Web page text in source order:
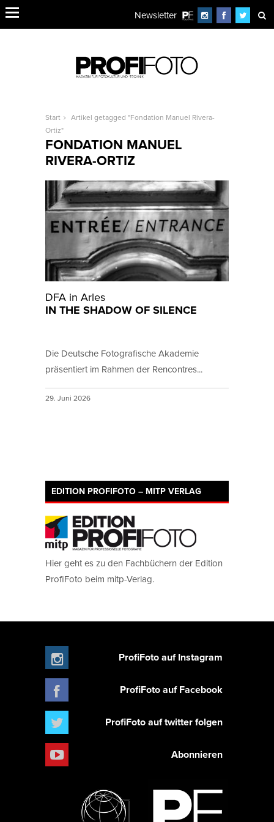
Newsletter
Start
Artikel getagged "Fondation Manuel Rivera-
Ortiz"
FONDATION MANUEL
RIVERA-ORTIZ
DFA in Arles
IN THE SHADOW OF SILENCE
Die Deutsche Fotografische Akademie
präsentiert im Rahmen der Rencontres...
29. Juni 2026
EDITION PROFIFOTO – MITP VERLAG
Hier geht es zu den Fachbüchern der Edition
ProfiFoto beim mitp-Verlag.
ProfiFoto auf Instagram
ProfiFoto auf Facebook
ProfiFoto auf twitter folgen
Abonnieren